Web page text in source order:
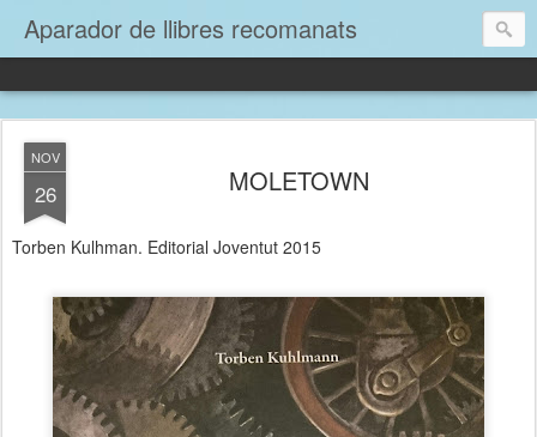
Aparador de llibres recomanats
NOV
26 MOLETOWN
Torben Kulhman. Editorial Joventut 2015